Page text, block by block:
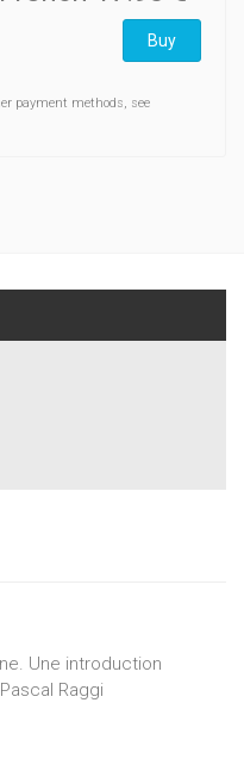
Buy
payment methods, see
Une introduction
Raggi